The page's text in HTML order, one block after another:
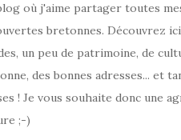
où j'aime partager toutes
bretonnes. Découvrez
un peu de patrimoine, de
des bonnes adresses... et
! Je vous souhaite donc une
;-)